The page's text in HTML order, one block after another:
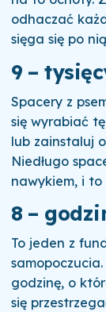
odhaczać
sięga się po
9 –
Spacery z
się wyrabiać
lub zainstaluj
Niedługo
nawykiem, i
8 –
To jeden z
godzinę, o
się